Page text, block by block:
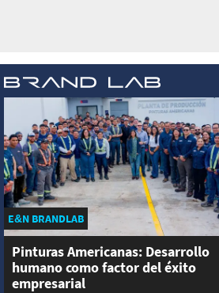
E&N BRANDLAB
Pinturas Americanas: Desarrollo
humano como factor del éxito
empresarial